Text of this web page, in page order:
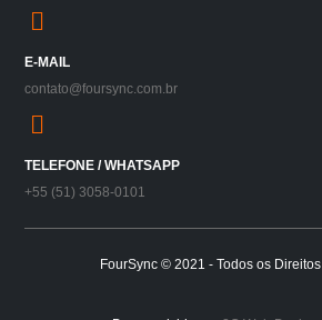
E-MAIL
contato@foursync.com.br
TELEFONE / WHATSAPP
+55 (51) 3058-0101
FourSync © 2021 - Todos os